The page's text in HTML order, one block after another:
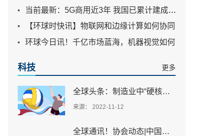
【环球时快讯】物联网和边缘计算如何协同工作？
每日视讯：格局演变不断，全球动力电池市场再度更换座次
科技 更多
全球头条：制造业中“硬核武器”—工业软件
来源： 2022-11-12
全球通讯！协会动态|中国事务局长变更通知